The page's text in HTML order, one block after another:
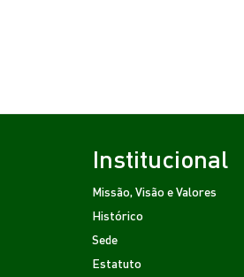
Institucional
Missão, Visão e Valores
Histórico
Sede
Estatuto